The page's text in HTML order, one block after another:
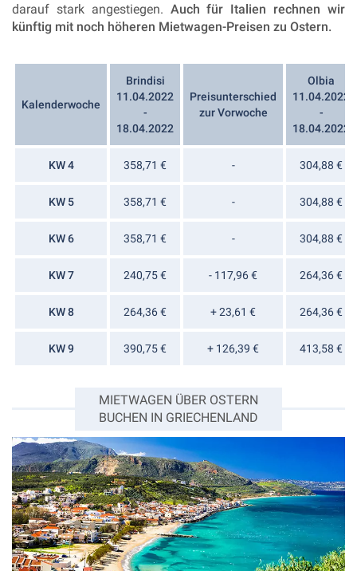
darauf stark angestiegen. Auch für Italien rechnen wir
künftig mit noch höheren Mietwagen-Preisen zu Ostern.
Kalenderwoche
Brindisi
11.04.2022
-
18.04.2022
Preisunterschied
zur Vorwoche
Olbia
11.04.2022
-
18.04.2022
KW 4 358,71 € - 304,88 €
KW 5 358,71 € - 304,88 €
KW 6 358,71 € - 304,88 €
KW 7 240,75 € - 117,96 € 264,36 €
KW 8 264,36 € + 23,61 € 264,36 €
KW 9 390,75 € + 126,39 € 413,58 €
MIETWAGEN ÜBER OSTERN
BUCHEN IN GRIECHENLAND